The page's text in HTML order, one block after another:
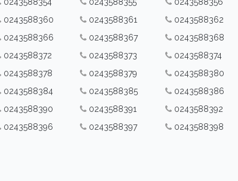
0243588360
0243588361 0243588362
0243588366
0243588367 0243588368
0243588372
0243588373 0243588374
0243588378
0243588379 0243588380
0243588384
0243588385 0243588386
0243588390
0243588391 0243588392
0243588396
0243588397 0243588398